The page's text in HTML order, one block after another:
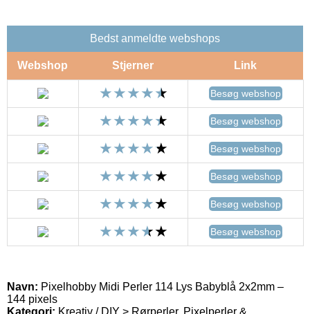
Bedst anmeldte webshops
Webshop Stjerner Link
Besøg webshop
Besøg webshop
Besøg webshop
Besøg webshop
Besøg webshop
Besøg webshop
Navn: Pixelhobby Midi Perler 114 Lys Babyblå 2x2mm –
144 pixels
Kategori: Kreativ / DIY > Rørperler, Pixelperler &